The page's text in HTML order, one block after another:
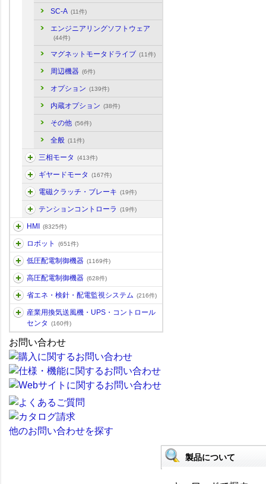
SC-A (11件)
エンジニアリングソフトウェア
(44件)
マグネットモータドライブ (11件)
周辺機器 (6件)
オプション (139件)
内蔵オプション (38件)
その他 (56件)
全般 (11件)
三相モータ (413件)
ギヤードモータ (167件)
電磁クラッチ・ブレーキ (19件)
テンションコントローラ (19件)
HMI (8325件)
ロボット (651件)
低圧配電制御機器 (1169件)
高圧配電制御機器 (628件)
省エネ・検針・配電監視システム (216件)
産業用換気送風機・UPS・コントロール
センタ
(160件)
お問い合わせ
他のお問い合わせを探す
製品について